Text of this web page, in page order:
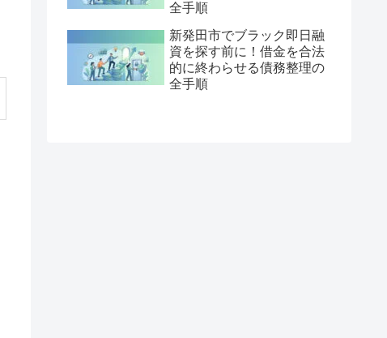
全手順
新発田市でブラック即日融
資を探す前に！借金を合法
的に終わらせる債務整理の
全手順